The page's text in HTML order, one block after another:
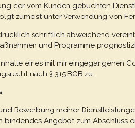
der vom Kunden gebuchten
zumeist unter Verwendung von
schriftlich abweichend
und Programme
eines mit mir eingegangenen
nach § 315 BGB zu.
Bewerbung meiner
bindendes Angebot zum Abschluss